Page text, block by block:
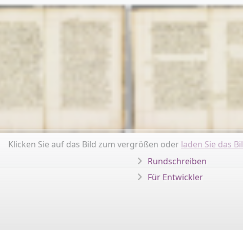
Klicken Sie auf das Bild zum vergrößen oder laden Sie das
Rundschreiben
Für Entwickler